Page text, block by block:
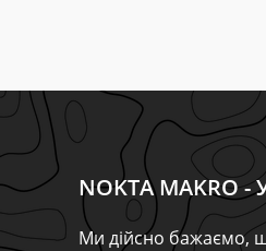
NOKTA MAKRO -
Ми дійсно бажаємо,